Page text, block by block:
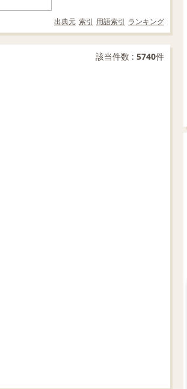
出典元 索引 用語索引 ランキング
該当件数 : 5740件